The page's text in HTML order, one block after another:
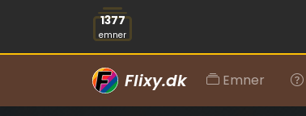
1377
emner
Flixy.dk Emner